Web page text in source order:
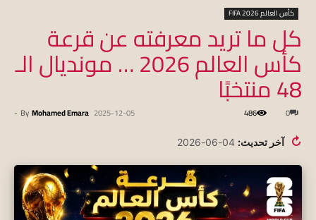
كأس العالم FIFA 2026
كل ما تريد معرفته عن قرعة
كأس العالم 2026 … مونديال الـ
48 منتخبًا
By Mohamed Emara
- 2025-12-05 0
486
↻ آخر تحديث: 04-06-2026